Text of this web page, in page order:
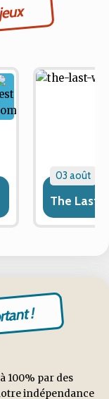
03 août
The Last
!
100% par des
indépendance